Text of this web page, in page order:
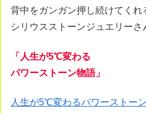
背中をガンガン押し続けてくれ
シリウスストーンジュエリーさ
「人生が5℃変わる
パワーストーン物語」
人生が5℃変わるパワーストー